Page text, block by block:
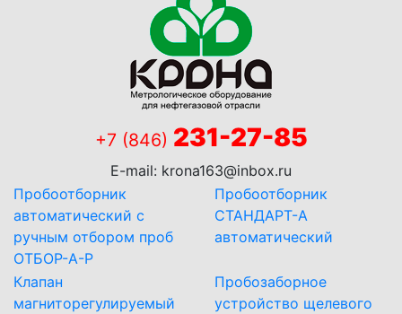
+7 (846) 231-27-85
E-mail: krona163@inbox.ru
Пробоотборник
автоматический с
ручным отбором проб
ОТБОР-А-Р
Пробоотборник
СТАНДАРТ-А
автоматический
Клапан
магниторегулируемый
Пробозаборное
устройство щелевого